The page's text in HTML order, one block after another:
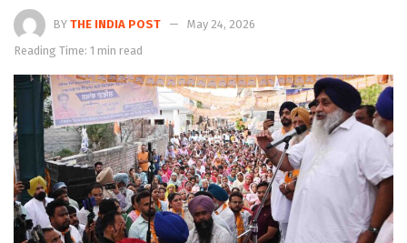
BY THE INDIA POST
May 24, 2026
Reading Time: 1 min read